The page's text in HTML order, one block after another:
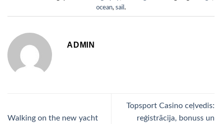
ocean, sail .
ADMIN
Walking on the new yacht
Topsport Casino ceļvedis:
reģistrācija, bonuss un